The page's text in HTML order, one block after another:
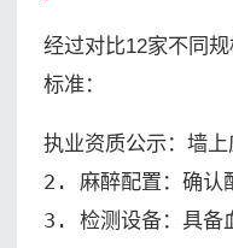
经过对比12家不同
标准：
执业资质公示：墙
2. 麻醉配置：确认
3. 检测设备：具备